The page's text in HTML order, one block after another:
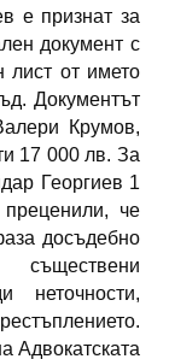
е признат за
документ с
лист от името
Документът
Крумов,
17 000 лв. За
Георгиев 1
че
досъдебно
съществени
неточности,
Адвокатската